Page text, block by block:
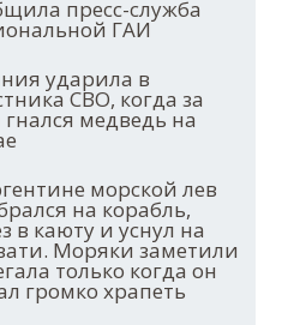
пресс-служба
ГАИ
ударила в
СВО, когда за
медведь на
морской лев
на корабль,
в каюту и уснул на
Моряки заметили
только когда он
громко храпеть